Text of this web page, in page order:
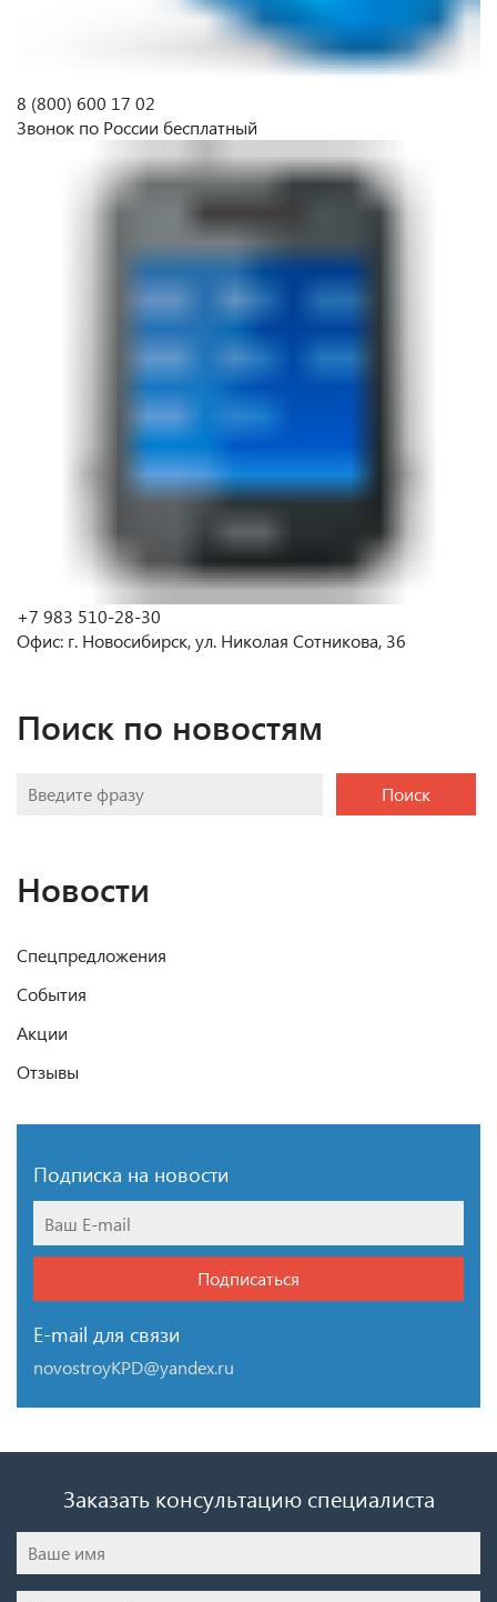
8 (800) 600 17 02
Звонок по России бесплатный
+7 983 510-28-30
Офис: г. Новосибирск, ул. Николая Сотникова, 36
Поиск по новостям
Поиск
Новости
Спецпредложения
События
Акции
Отзывы
Подписка на новости
Подписаться
E-mail для связи
novostroyKPD@yandex.ru
Заказать консультацию специалиста